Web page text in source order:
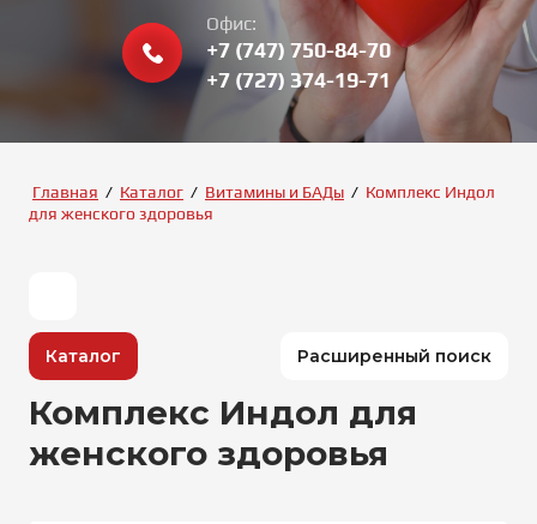
Офис:
+7 (747) 750-84-70
+7 (727) 374-19-71
Главная / Каталог / Витамины и БАДы / Комплекс Индол
для женского здоровья
Каталог Расширенный поиск
Комплекс Индол для
женского здоровья